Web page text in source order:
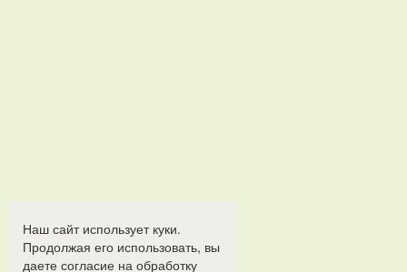
Наш сайт использует куки.
Продолжая его использовать, вы
даете согласие на обработку